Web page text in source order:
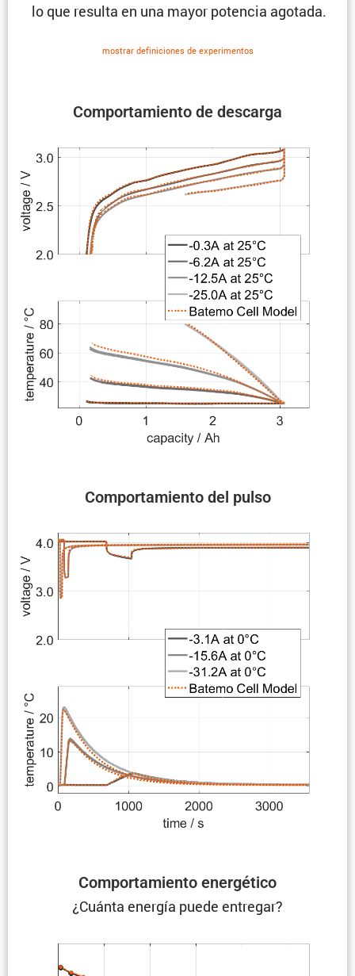
Compor­ta­miento de descarga
lo que resulta en una mayor potencia agotada.
Compor­ta­miento del pulso
mostrar defini­ciones de experi­mentos
Compor­ta­miento energético
¿Cuánta energía puede entregar?